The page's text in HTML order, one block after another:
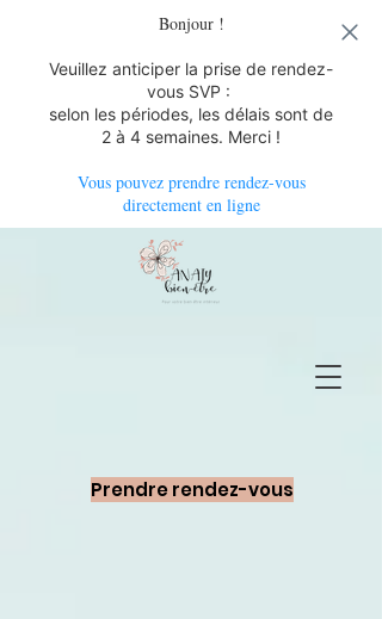
Bonjour !
Veuillez anticiper la prise de rendez-
vous SVP :
selon les périodes, les délais sont de
2 à 4 semaines. Merci !
Vous pouvez prendre rendez-vous
directement en ligne
Prendre rendez-vous